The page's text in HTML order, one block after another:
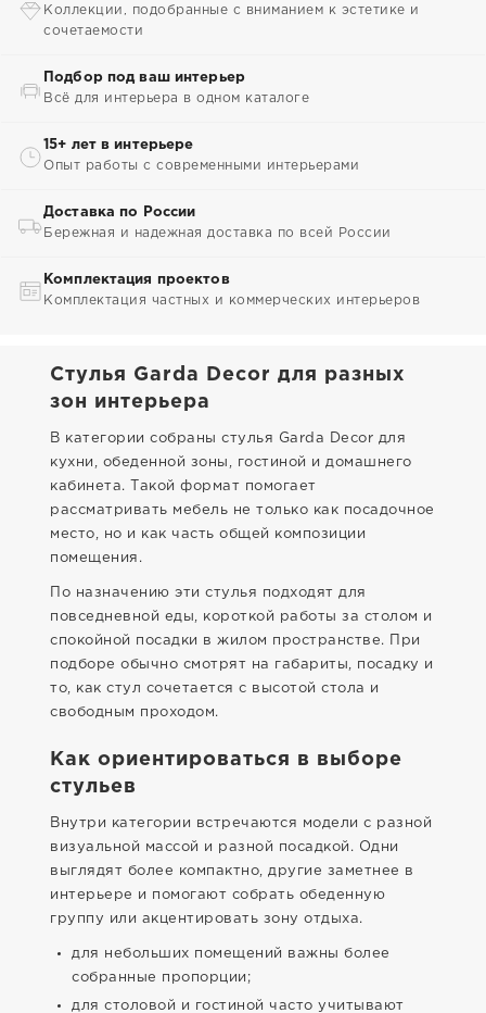
Коллекции, подобранные с вниманием к эстетике и
сочетаемости
Подбор под ваш интерьер
Всё для интерьера в одном каталоге
15+ лет в интерьере
Опыт работы с современными интерьерами
Доставка по России
Бережная и надежная доставка по всей России
Комплектация проектов
Комплектация частных и коммерческих интерьеров
Стулья Garda Decor для разных
зон интерьера
В категории собраны стулья Garda Decor для
кухни, обеденной зоны, гостиной и домашнего
кабинета. Такой формат помогает
рассматривать мебель не только как посадочное
место, но и как часть общей композиции
помещения.
По назначению эти стулья подходят для
повседневной еды, короткой работы за столом и
спокойной посадки в жилом пространстве. При
подборе обычно смотрят на габариты, посадку и
то, как стул сочетается с высотой стола и
свободным проходом.
Как ориентироваться в выборе
стульев
Внутри категории встречаются модели с разной
визуальной массой и разной посадкой. Одни
выглядят более компактно, другие заметнее в
интерьере и помогают собрать обеденную
группу или акцентировать зону отдыха.
для небольших помещений важны более
собранные пропорции;
для столовой и гостиной часто учитывают